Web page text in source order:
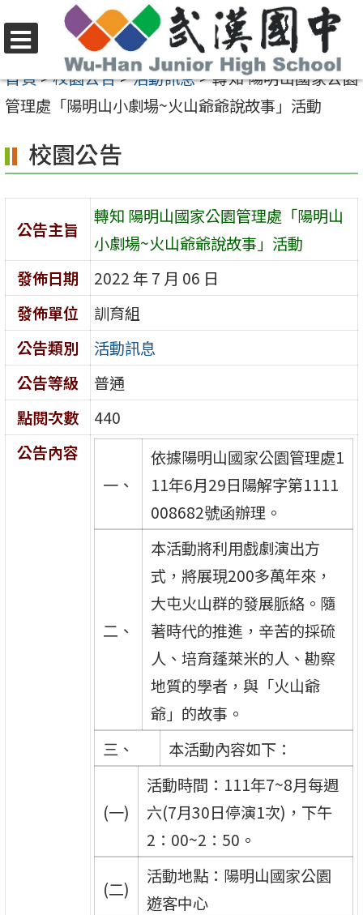
至
要
容
區
選
單
首頁>校園公告>活動訊息>轉知 陽明山國家公園
管理處「陽明山小劇場~火山爺爺說故事」活動
校園公告
公告主旨
轉知 陽明山國家公園管理處「陽明山
小劇場~火山爺爺說故事」活動
發佈日期
2022 年 7 月 06 日
發佈單位
訓育組
公告類別
活動訊息
公告等級
普通
點閱次數
440
公告內容
一、
依據陽明山國家公園管理處1
11年6月29日陽解字第1111
008682號函辦理。
二、
本活動將利用戲劇演出方
式，將展現200多萬年來，
大屯火山群的發展脈絡。隨
著時代的推進，辛苦的採硫
人、培育蓬萊米的人、勘察
地質的學者，與「火山爺
爺」的故事。
三、
本活動內容如下：
(一)
活動時間：111年7~8月每週
六(7月30日停演1次)，下午
2：00~2：50。
(二)
活動地點：陽明山國家公園
遊客中心